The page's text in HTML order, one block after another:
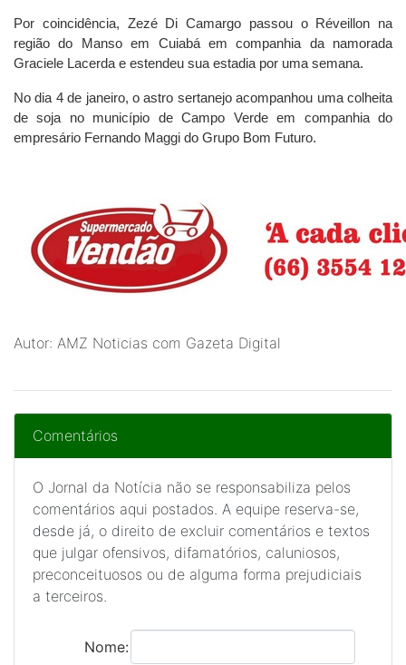
Por coincidência, Zezé Di Camargo passou o Réveillon na
região do Manso em Cuiabá em companhia da namorada
Graciele Lacerda e estendeu sua estadia por uma semana.
No dia 4 de janeiro, o astro sertanejo acompanhou uma colheita
de soja no município de Campo Verde em companhia do
empresário Fernando Maggi do Grupo Bom Futuro.
Autor: AMZ Noticias com Gazeta Digital
Comentários
O Jornal da Notícia não se responsabiliza pelos
comentários aqui postados. A equipe reserva-se,
desde já, o direito de excluir comentários e textos
que julgar ofensivos, difamatórios, caluniosos,
preconceituosos ou de alguma forma prejudiciais
a terceiros.
Nome: